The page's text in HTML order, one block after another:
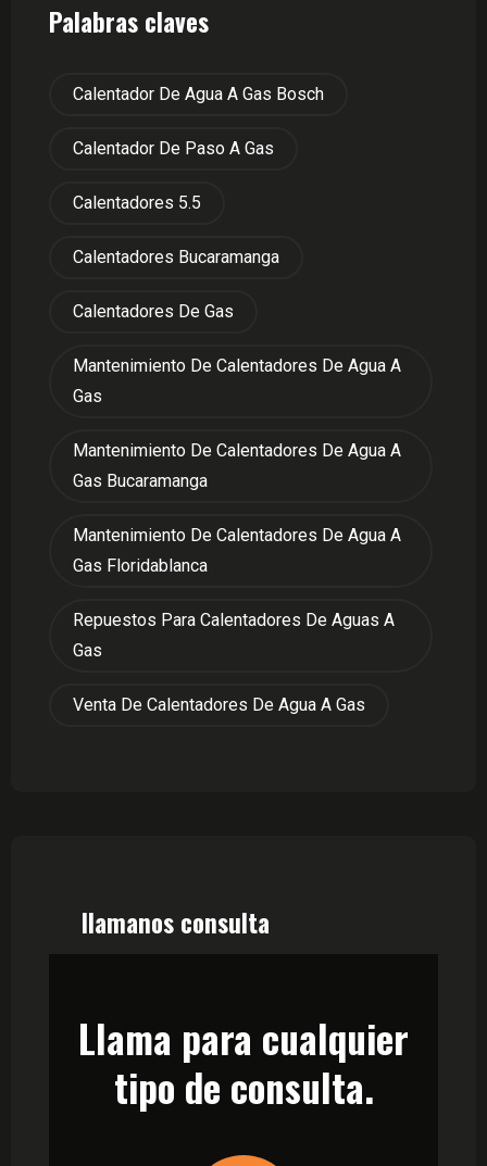
Palabras claves
Calentador De Agua A Gas Bosch
Calentador De Paso A Gas
Calentadores 5.5
Calentadores Bucaramanga
Calentadores De Gas
Mantenimiento De Calentadores De Agua A
Gas
Mantenimiento De Calentadores De Agua A
Gas Bucaramanga
Mantenimiento De Calentadores De Agua A
Gas Floridablanca
Repuestos Para Calentadores De Aguas A
Gas
Venta De Calentadores De Agua A Gas
llamanos consulta
Llama para cualquier
tipo de consulta.